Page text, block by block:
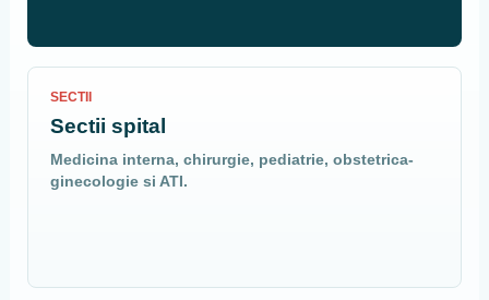
SECTII
Sectii spital
Medicina interna, chirurgie, pediatrie, obstetrica-
ginecologie si ATI.